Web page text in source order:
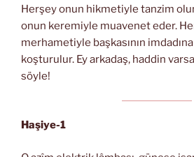
Herşey onun hikmetiyle tanzim
onun keremiyle muavenet eder.
merhametiyle başkasının
koşturulur. Ey arkadaş, haddin
söyle!
Haşiye-1